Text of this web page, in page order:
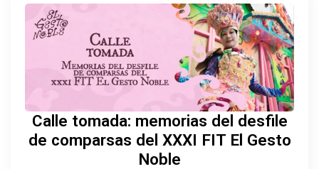
Calle tomada: memorias del desfile
de comparsas del XXXI FIT El Gesto
Noble